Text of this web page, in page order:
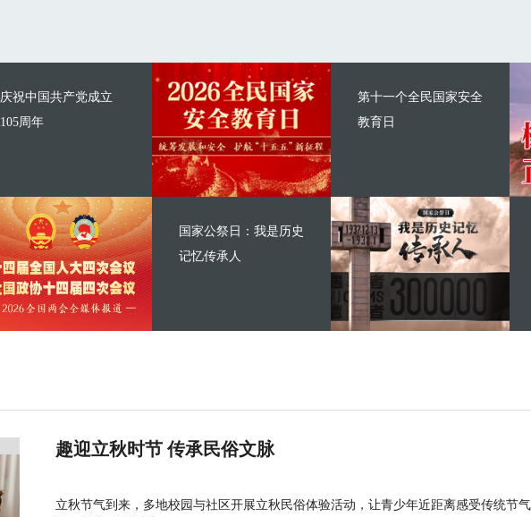
庆祝中国共产党成立
105周年
第十一个全民国家安全
教育日
国家公祭日：我是历史
记忆传承人
趣迎立秋时节 传承民俗文脉
立秋节气到来，多地校园与社区开展立秋民俗体验活动，让青少年近距离感受传统节